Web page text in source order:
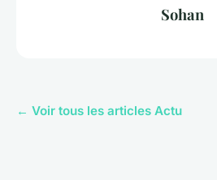
Sohan
← Voir tous les articles Actu